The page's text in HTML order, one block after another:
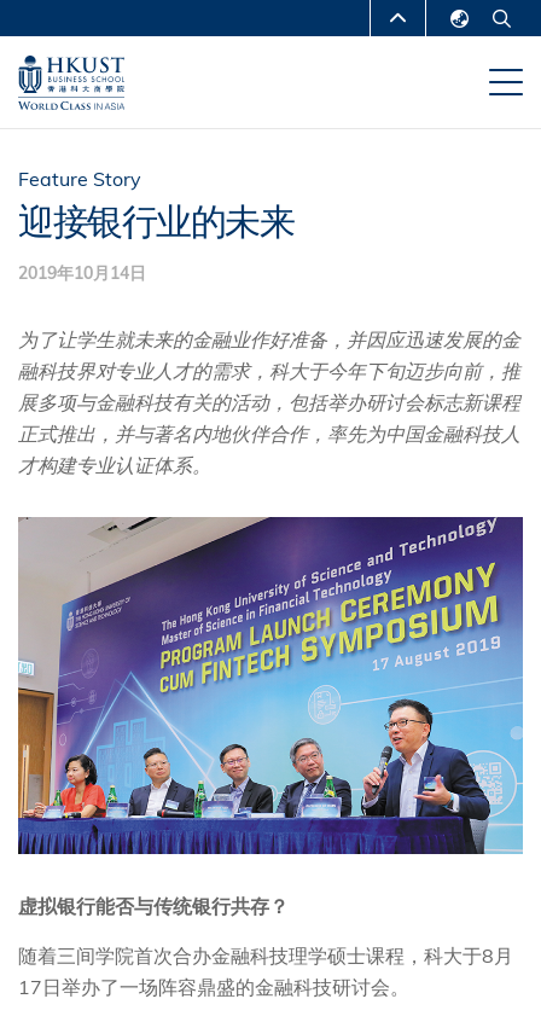
到
主
MORE ABOUT HKUST
UNIVERSITY NEWS
DEPARTMENTS A-Z
LIFE@HKUST
MAP & DIRECTIONS
FACULTY PROFILES
Feature Story
迎接银行业的未来
2019年10月14日
为了让学生就未来的金融业作好准备，并因应迅速发展的金
融科技界对专业人才的需求，科大于今年下旬迈步向前，推
展多项与金融科技有关的活动，包括举办研讨会标志新课程
正式推出，并与著名内地伙伴合作，率先为中国金融科技人
才构建专业认证体系。
虚拟银行能否与传统银行共存？
随着三间学院首次合办金融科技理学硕士课程，科大于8月
17日举办了一场阵容鼎盛的金融科技研讨会。